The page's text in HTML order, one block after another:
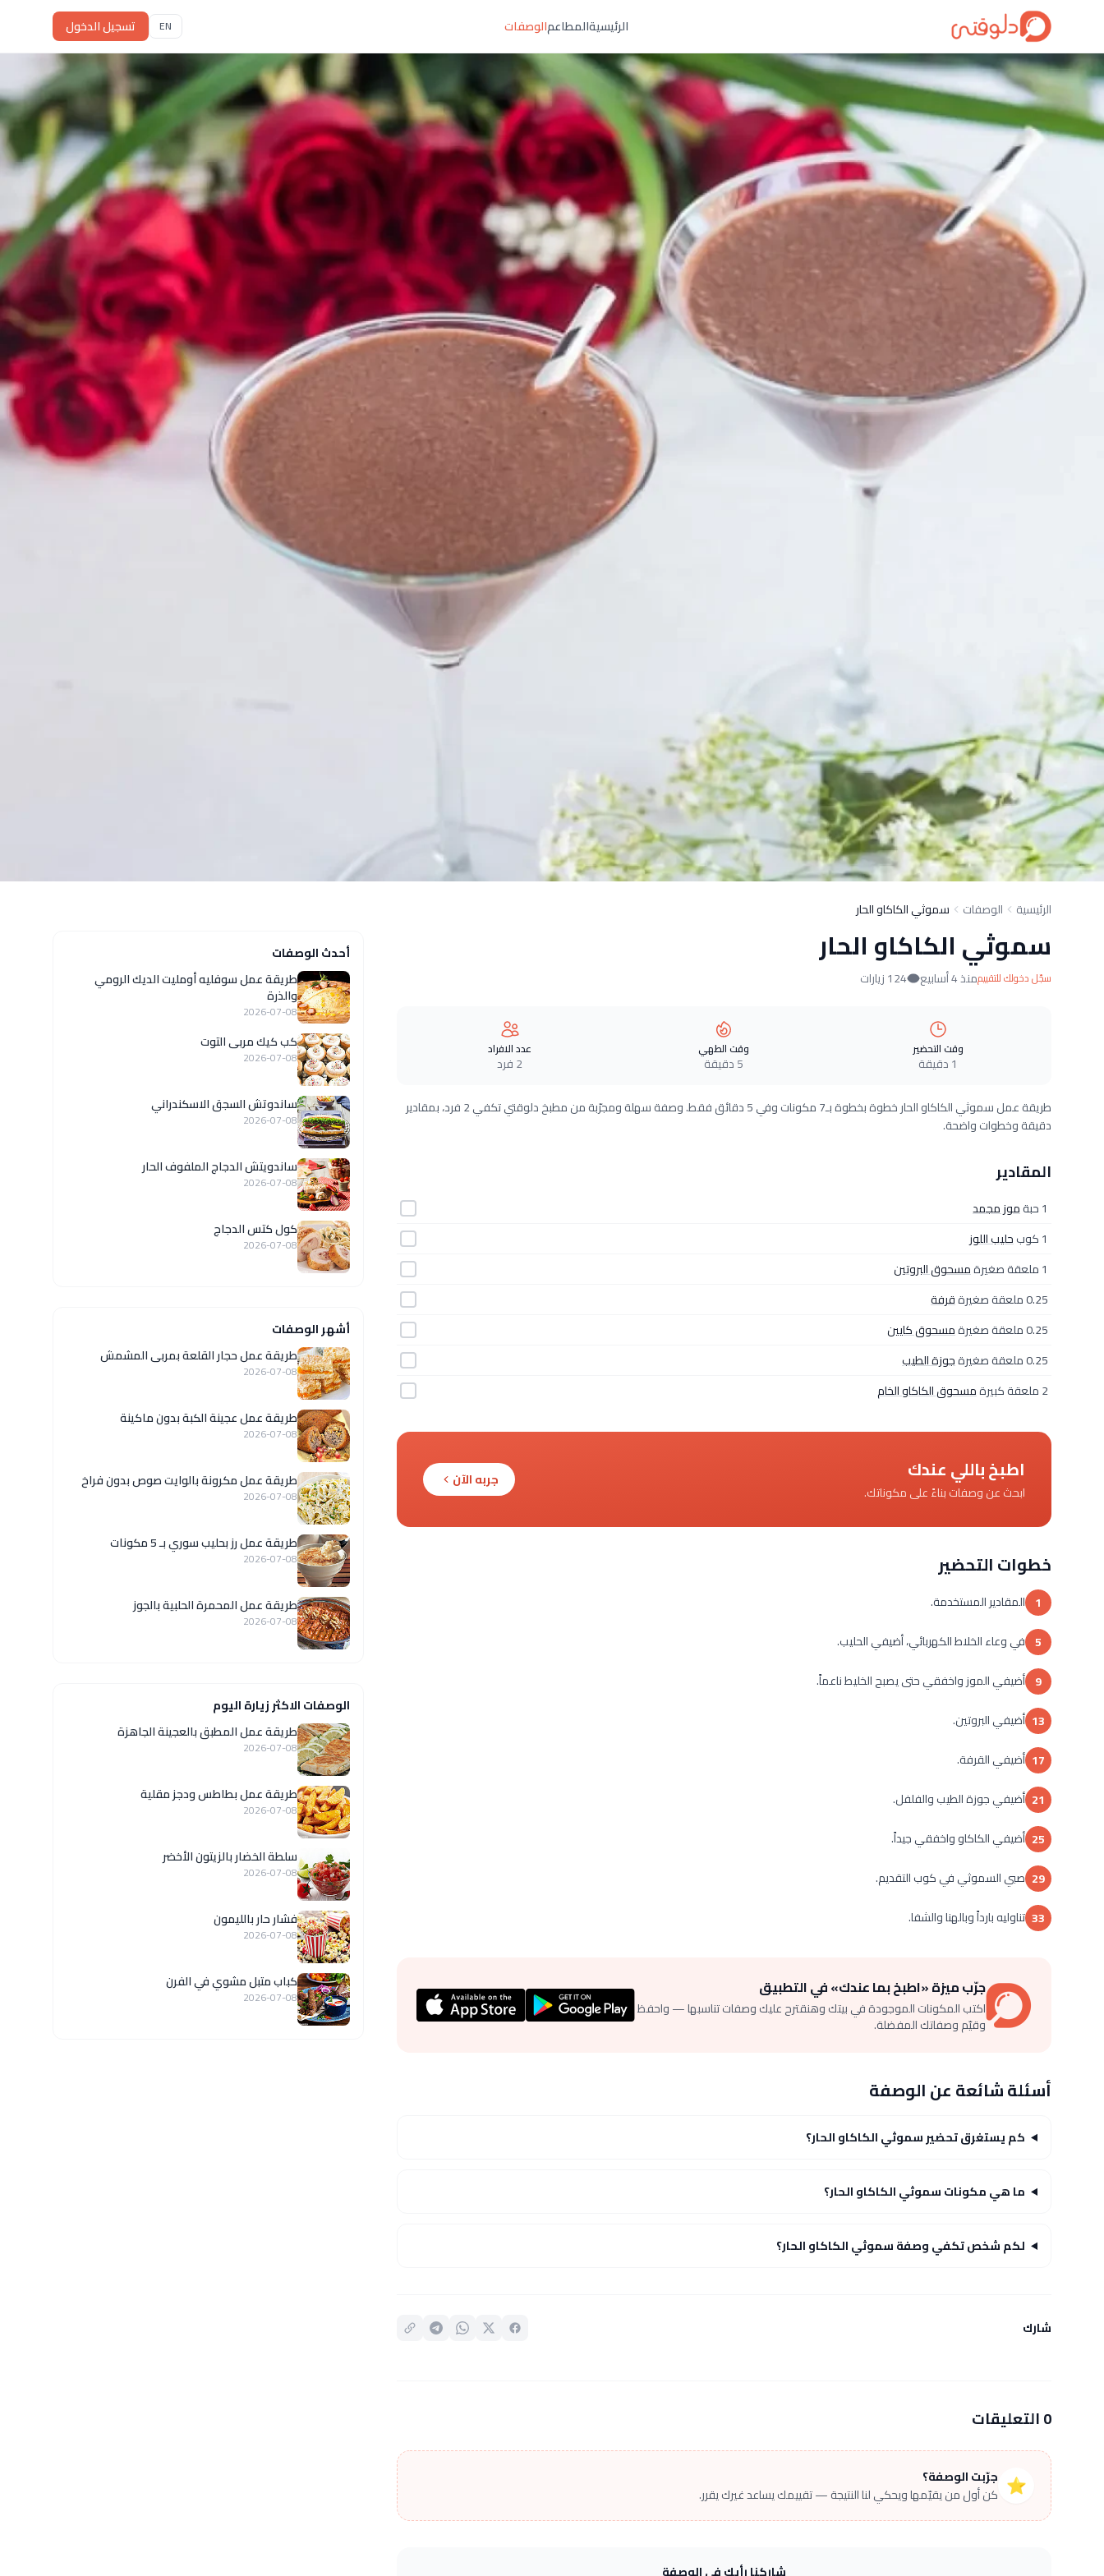
الرئيسيةالمطاعمالوصفات EN تسجيل الدخول
الرئيسية الوصفات سموثي الكاكاو الحار
سموثي الكاكاو الحار
سجّل دخولك للتقييممنذ 4 أسابيع 124 زيارات
وقت التحضير
1 دقيقة
وقت الطهي
5 دقيقة
عدد الافراد
2 فرد
طريقة عمل سموثي الكاكاو الحار خطوة بخطوة بـ7 مكونات وفي 5 دقائق فقط. وصفة سهلة ومجرّبة من مطبخ دلوقتي تكفي 2 فرد، بمقادير
دقيقة وخطوات واضحة.
المقادير
1 حبة
موز مجمد
1 كوب
حليب اللوز
1 ملعقة صغيرة
مسحوق البروتين
0.25 ملعقة صغيرة
قرفة
0.25 ملعقة صغيرة
مسحوق كايين
0.25 ملعقة صغيرة
جوزة الطيب
2 ملعقة كبيرة
مسحوق الكاكاو الخام
اطبخ باللي عندك
ابحث عن وصفات بناءً على مكوناتك.
جربه الآن
خطوات التحضير
1 المقادير المستخدمة.
5 في وعاء الخلاط الكهربائي، أضيفي الحليب.
9 أضيفي الموز واخفقي حتى يصبح الخليط ناعماً.
13 أضيفي البروتين.
17 أضيفي القرفة.
21 أضيفي جوزة الطيب والفلفل.
25 أضيفي الكاكاو واخفقي جيداً.
29 صبي السموثي في كوب التقديم.
33 تناوليه بارداً وبالهنا والشفا.
جرّب ميزة «اطبخ بما عندك» في التطبيق
اكتب المكونات الموجودة في بيتك وهنقترح عليك وصفات تناسبها — واحفظ
وقيّم وصفاتك المفضلة.
أسئلة شائعة عن الوصفة
كم يستغرق تحضير سموثي الكاكاو الحار؟
ما هي مكونات سموثي الكاكاو الحار؟
لكم شخص تكفي وصفة سموثي الكاكاو الحار؟
شارك
0 التعليقات
⭐ جرّبت الوصفة؟
كن أول من يقيّمها ويحكي لنا النتيجة — تقييمك يساعد غيرك يقرر.
أحدث الوصفات
طريقة عمل سوفليه أومليت الديك الرومي
والذرة
2026-07-08
كب كيك مربى التوت
2026-07-08
ساندوتش السجق الاسكندراني
2026-07-08
ساندويتش الدجاج الملفوف الحار
2026-07-08
كول كتس الدجاج
2026-07-08
أشهر الوصفات
طريقة عمل حجار القلعة بمربى المشمش
2026-07-08
طريقة عمل عجينة الكبة بدون ماكينة
2026-07-08
طريقة عمل مكرونة بالوايت صوص بدون فراخ
2026-07-08
طريقة عمل رز بحليب سوري بـ 5 مكونات
2026-07-08
طريقة عمل المحمرة الحلبية بالجوز
2026-07-08
الوصفات الاكثر زيارة اليوم
طريقة عمل المطبق بالعجينة الجاهزة
2026-07-08
طريقة عمل بطاطس ودجز مقلية
2026-07-08
سلطة الخضار بالزيتون الأخضر
2026-07-08
فشار حار بالليمون
2026-07-08
كباب متبل مشوي في الفرن
2026-07-08